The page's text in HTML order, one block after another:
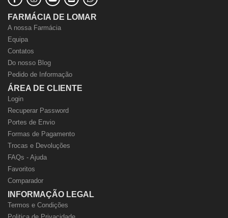
FARMÁCIA DE LOMAR
A nossa Farmácia
Equipa
Contatos
Do nosso Blog
Pedido de Informação
ÁREA DE CLIENTE
Login
Recuperar Password
Portes de Envio
Formas de Pagamento
Trocas e Devoluções
FAQs - Ajuda
Favoritos
Comparador
INFORMAÇÃO LEGAL
Termos e Condições